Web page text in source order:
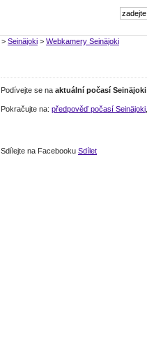
> Seinäjoki > Webkamery Seinäjoki
Podívejte se na aktuální počasí Seinäjoki
Pokračujte na: předpověď počasí Seinäjoki
Sdílejte na Facebooku Sdílet